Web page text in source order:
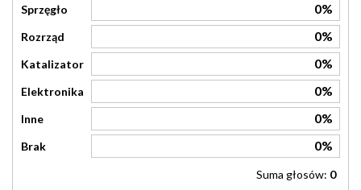
Sprzęgło 0%
Rozrząd 0%
Katalizator 0%
Elektronika 0%
Inne 0%
Brak 0%
Suma głosów: 0